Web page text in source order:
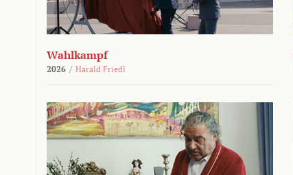
Wahlkampf
2026 / Harald Friedl